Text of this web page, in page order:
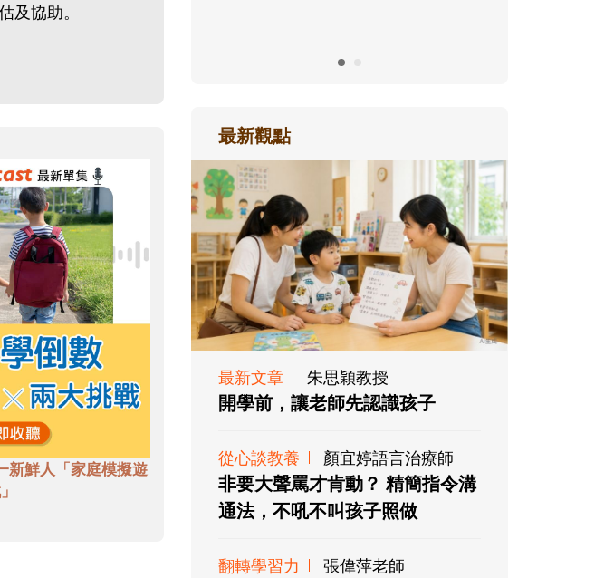
協助。
新鮮人「家庭模擬遊
最新觀點
最新文章 朱思穎教授
開學前，讓老師先認識孩子
從心談教養 顏宜婷語言治療師
非要大聲罵才肯動？ 精簡指令溝
通法，不吼不叫孩子照做
翻轉學習力 張偉萍老師